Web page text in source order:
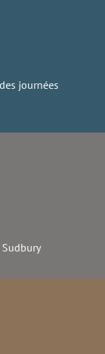
journées